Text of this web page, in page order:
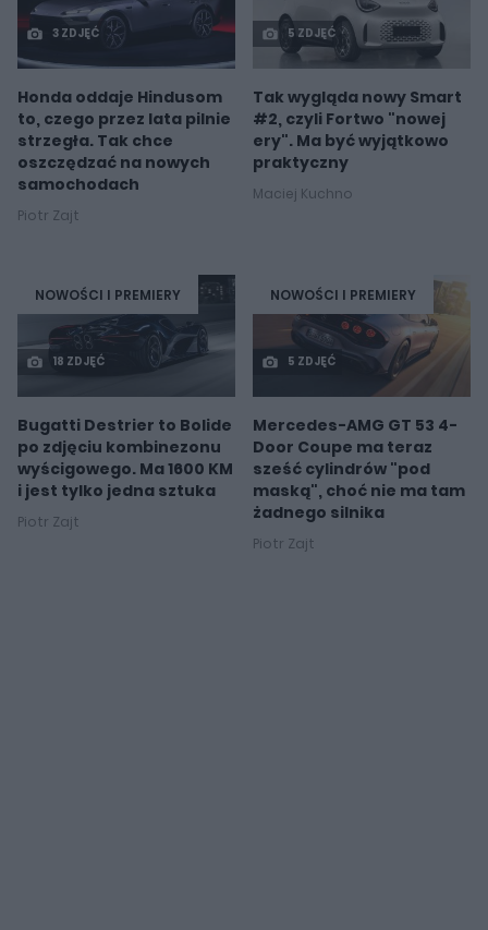
3 ZDJĘĆ
Honda oddaje Hindusom
to, czego przez lata pilnie
strzegła. Tak chce
oszczędzać na nowych
samochodach
Piotr Zajt
5 ZDJĘĆ
Tak wygląda nowy Smart
#2, czyli Fortwo "nowej
ery". Ma być wyjątkowo
praktyczny
Maciej Kuchno
NOWOŚCI I PREMIERY
18 ZDJĘĆ
Bugatti Destrier to Bolide
po zdjęciu kombinezonu
wyścigowego. Ma 1600 KM
i jest tylko jedna sztuka
Piotr Zajt
NOWOŚCI I PREMIERY
5 ZDJĘĆ
Mercedes-AMG GT 53 4-
Door Coupe ma teraz
sześć cylindrów "pod
maską", choć nie ma tam
żadnego silnika
Piotr Zajt